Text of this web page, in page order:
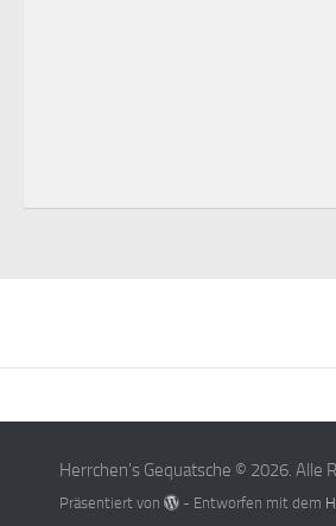
Herrchen's Gequatsche © 2026. Alle
Präsentiert von - Entworfen mit dem